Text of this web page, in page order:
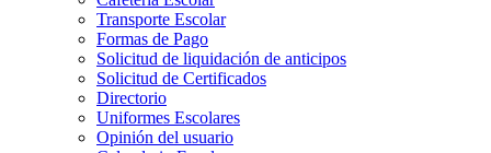
Transporte Escolar
Formas de Pago
Solicitud de liquidación de anticipos
Solicitud de Certificados
Directorio
Uniformes Escolares
Opinión del usuario